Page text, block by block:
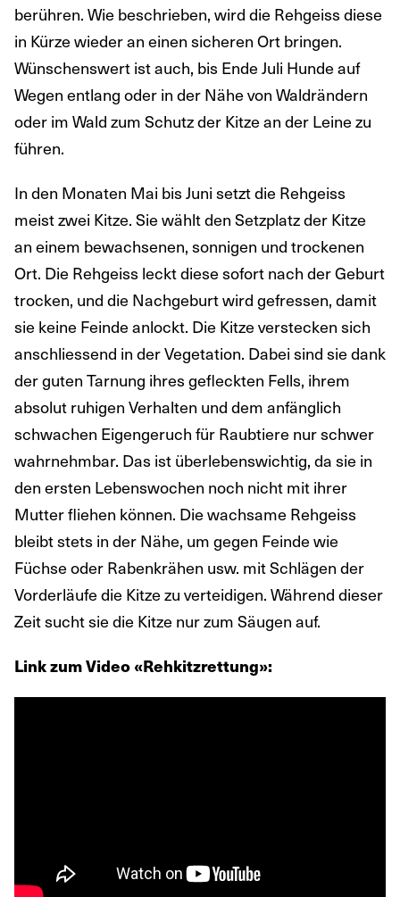
berühren. Wie beschrieben, wird die Rehgeiss diese
in Kürze wieder an einen sicheren Ort bringen.
Wünschenswert ist auch, bis Ende Juli Hunde auf
Wegen entlang oder in der Nähe von Waldrändern
oder im Wald zum Schutz der Kitze an der Leine zu
führen.
In den Monaten Mai bis Juni setzt die Rehgeiss
meist zwei Kitze. Sie wählt den Setzplatz der Kitze
an einem bewachsenen, sonnigen und trockenen
Ort. Die Rehgeiss leckt diese sofort nach der Geburt
trocken, und die Nachgeburt wird gefressen, damit
sie keine Feinde anlockt. Die Kitze verstecken sich
anschliessend in der Vegetation. Dabei sind sie dank
der guten Tarnung ihres gefleckten Fells, ihrem
absolut ruhigen Verhalten und dem anfänglich
schwachen Eigengeruch für Raubtiere nur schwer
wahrnehmbar. Das ist überlebenswichtig, da sie in
den ersten Lebenswochen noch nicht mit ihrer
Mutter fliehen können. Die wachsame Rehgeiss
bleibt stets in der Nähe, um gegen Feinde wie
Füchse oder Rabenkrähen usw. mit Schlägen der
Vorderläufe die Kitze zu verteidigen. Während dieser
Zeit sucht sie die Kitze nur zum Säugen auf.
Link zum Video «Rehkitzrettung»: